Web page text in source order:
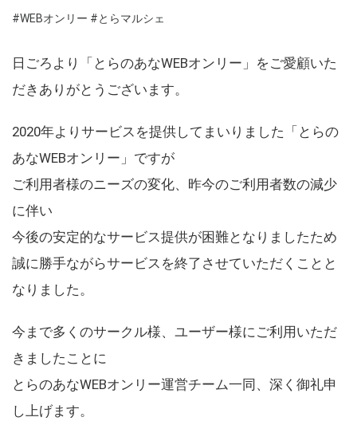
#WEBオンリー #とらマルシェ
日ごろより「とらのあなWEBオンリー」をご愛顧いた
だきありがとうございます。
2020年よりサービスを提供してまいりました「とらの
あなWEBオンリー」ですが
ご利用者様のニーズの変化、昨今のご利用者数の減少
に伴い
今後の安定的なサービス提供が困難となりましたため
誠に勝手ながらサービスを終了させていただくことと
なりました。
今まで多くのサークル様、ユーザー様にご利用いただ
きましたことに
とらのあなWEBオンリー運営チーム一同、深く御礼申
し上げます。